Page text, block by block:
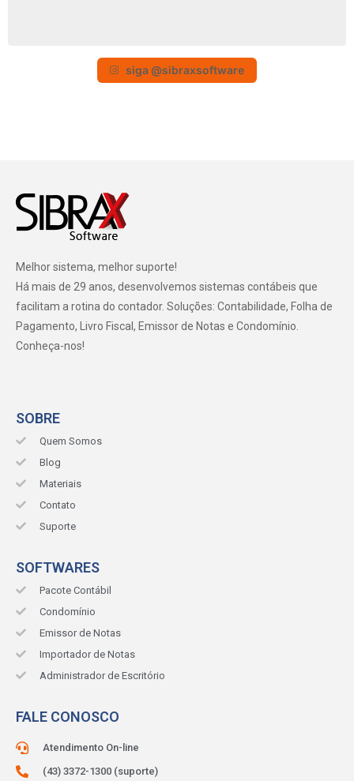
siga @sibraxsoftware
Melhor sistema, melhor suporte!
Há mais de 29 anos, desenvolvemos sistemas contábeis que
facilitam a rotina do contador. Soluções: Contabilidade, Folha de
Pagamento, Livro Fiscal, Emissor de Notas e Condomínio.
Conheça-nos!
SOBRE
Quem Somos
Blog
Materiais
Contato
Suporte
SOFTWARES
Pacote Contábil
Condomínio
Emissor de Notas
Importador de Notas
Administrador de Escritório
FALE CONOSCO
Atendimento On-line
(43) 3372-1300 (suporte)